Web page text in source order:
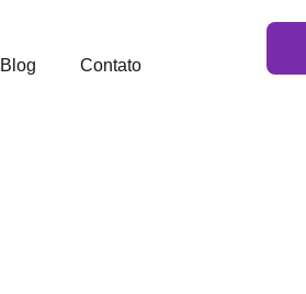
Blog Contato